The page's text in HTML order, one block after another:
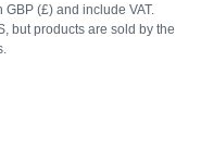
(£) and include VAT.
but products are sold by the